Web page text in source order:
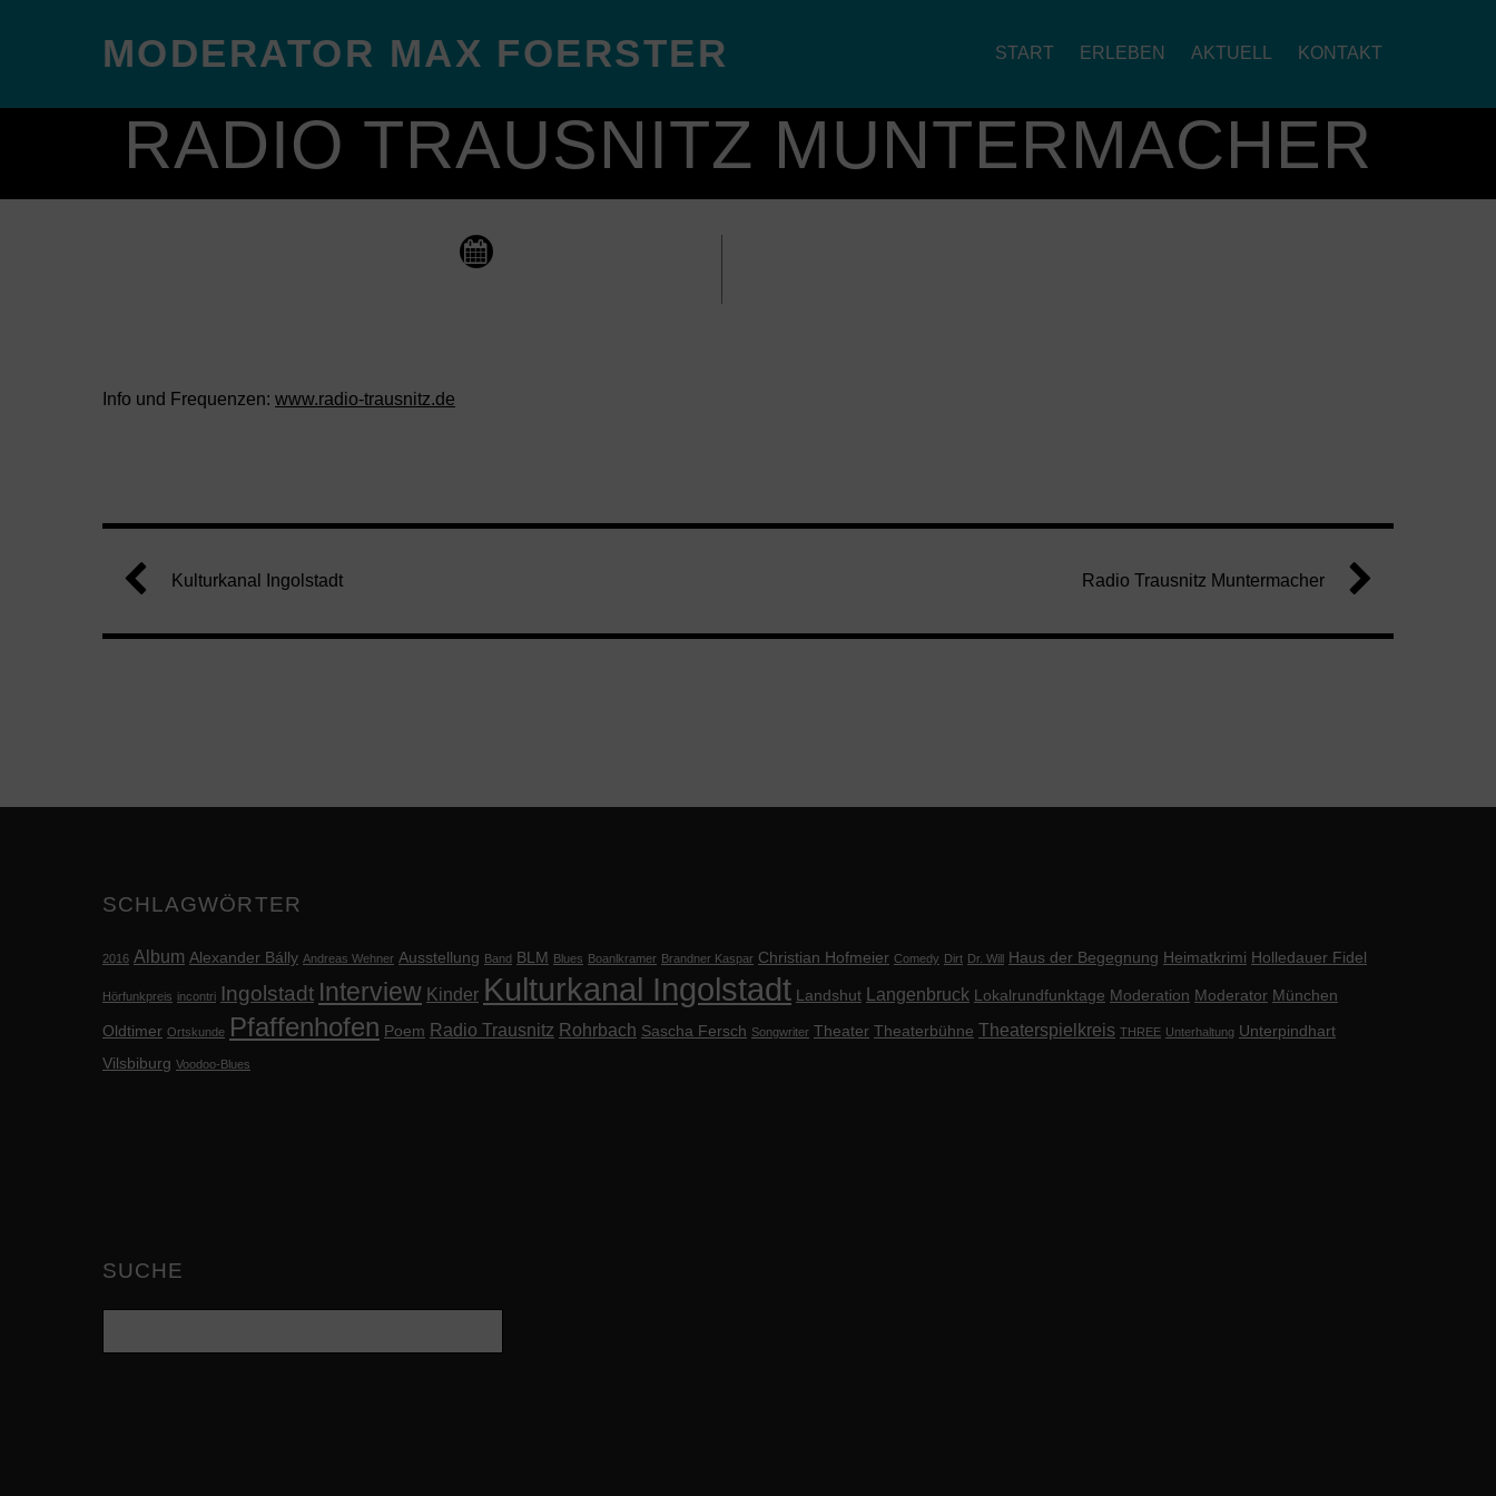
MODERATOR MAX FOERSTER START ERLEBEN AKTUELL KONTAKT
RADIO TRAUSNITZ MUNTERMACHER
Info und Frequenzen: www.radio-trausnitz.de
Kulturkanal Ingolstadt Radio Trausnitz Muntermacher
SCHLAGWÖRTER
2016 Album Alexander Bálly Andreas Wehner Ausstellung Band BLM Blues Boanlkramer Brandner Kaspar Christian Hofmeier Comedy Dirt Dr. Will Haus der Begegnung Heimatkrimi Holledauer Fidel
Hörfunkpreis incontri Ingolstadt Interview Kinder Kulturkanal Ingolstadt Landshut Langenbruck Lokalrundfunktage Moderation Moderator München
Oldtimer Ortskunde Pfaffenhofen Poem Radio Trausnitz Rohrbach Sascha Fersch Songwriter Theater Theaterbühne Theaterspielkreis THREE Unterhaltung Unterpindhart
Vilsbiburg Voodoo-Blues
SUCHE